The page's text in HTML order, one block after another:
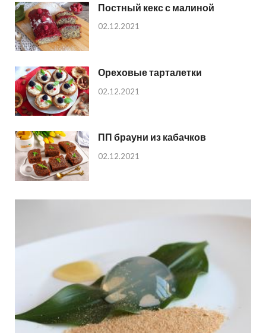
Постный кекс с малиной
02.12.2021
Ореховые тарталетки
02.12.2021
ПП брауни из кабачков
02.12.2021